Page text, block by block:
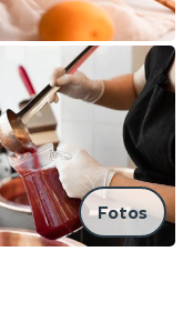
Fotos